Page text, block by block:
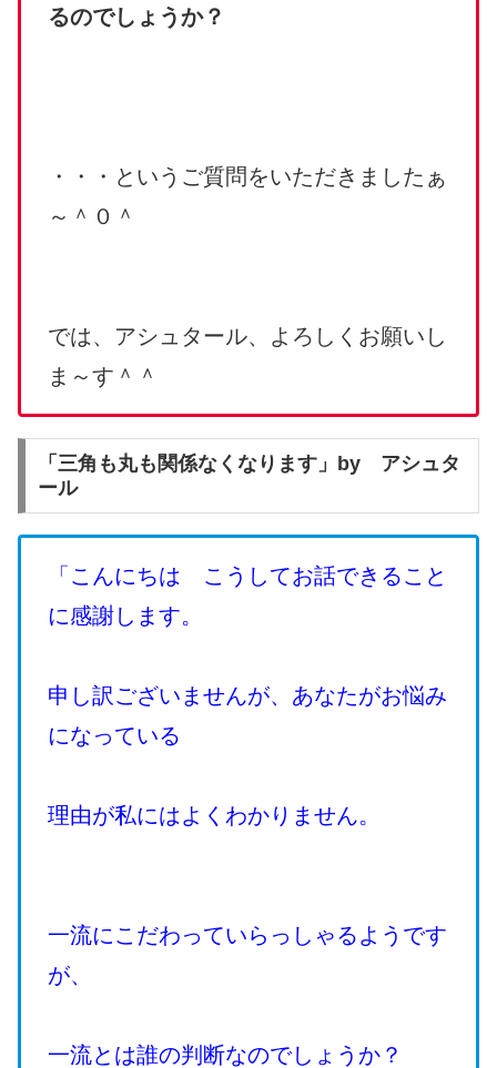
るのでしょうか？
・・・というご質問をいただきましたぁ
～＾０＾
では、アシュタール、よろしくお願いし
ま～す＾＾
「三角も丸も関係なくなります」by アシュタ
ール
「こんにちは こうしてお話できること
に感謝します。
申し訳ございませんが、あなたがお悩み
になっている
理由が私にはよくわかりません。
一流にこだわっていらっしゃるようです
が、
一流とは誰の判断なのでしょうか？